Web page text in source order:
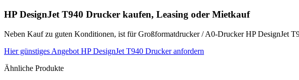
HP DesignJet T940 Drucker kaufen, Leasing oder Mietkauf
Neben Kauf zu guten Konditionen, ist für Großformatdrucker / A0-Drucker HP DesignJet
Hier günstiges Angebot HP DesignJet T940 Drucker anfordern
Ähnliche Produkte